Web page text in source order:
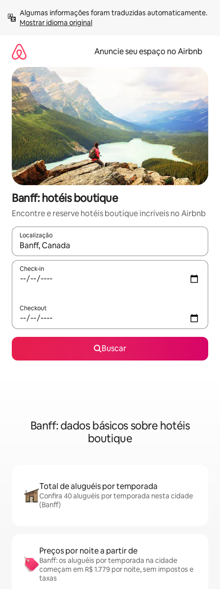
para
Mostrar idioma original
Anuncie seu espaço no Airbnb
Banff: hotéis boutique
Encontre e reserve hotéis boutique incríveis no Airbnb
Localização
Quando os resultados estiverem disponíveis, explore-os
Check-in
Checkout
Buscar
Banff: dados básicos sobre hotéis
boutique
Total de aluguéis por temporada
Confira 40 aluguéis por temporada nesta cidade
(Banff)
Preços por noite a partir de
Banff: os aluguéis por temporada na cidade
começam em R$ 1.779 por noite, sem impostos e
taxas